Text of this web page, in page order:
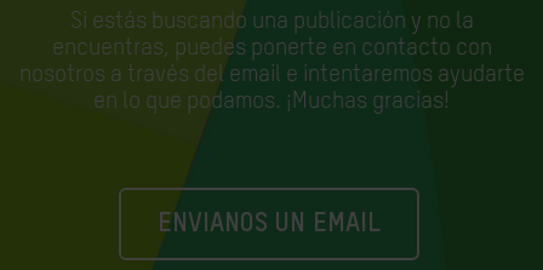
Si estás buscando una publicación y no la
encuentras, puedes ponerte en contacto con
nosotros a través del email e intentaremos ayudarte
en lo que podamos. ¡Muchas gracias!
ENVIANOS UN EMAIL